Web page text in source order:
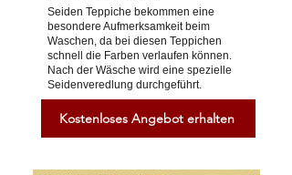
Seiden Teppiche bekommen eine
besondere Aufmerksamkeit beim
Waschen, da bei diesen Teppichen
schnell die Farben verlaufen können.
Nach der Wäsche wird eine spezielle
Seidenveredlung durchgeführt.
Kostenloses Angebot erhalten